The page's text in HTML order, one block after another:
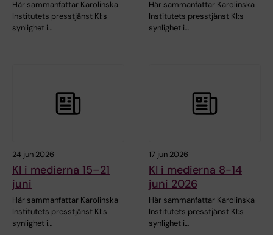
Här sammanfattar Karolinska
Institutets presstjänst KI:s
synlighet i…
Här sammanfattar Karolinska
Institutets presstjänst KI:s
synlighet i…
24 jun 2026
KI i medierna 15–21
juni
Här sammanfattar Karolinska
Institutets presstjänst KI:s
synlighet i…
17 jun 2026
KI i medierna 8-14
juni 2026
Här sammanfattar Karolinska
Institutets presstjänst KI:s
synlighet i…